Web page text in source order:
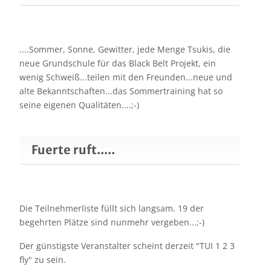
....Sommer, Sonne, Gewitter, jede Menge Tsukis, die
neue Grundschule für das Black Belt Projekt, ein
wenig Schweiß...teilen mit den Freunden...neue und
alte Bekanntschaften...das Sommertraining hat so
seine eigenen Qualitäten....;-)
Fuerte ruft.....
Die Teilnehmerliste füllt sich langsam. 19 der
begehrten Plätze sind nunmehr vergeben...;-)
Der günstigste Veranstalter scheint derzeit "TUI 1 2 3
fly" zu sein.